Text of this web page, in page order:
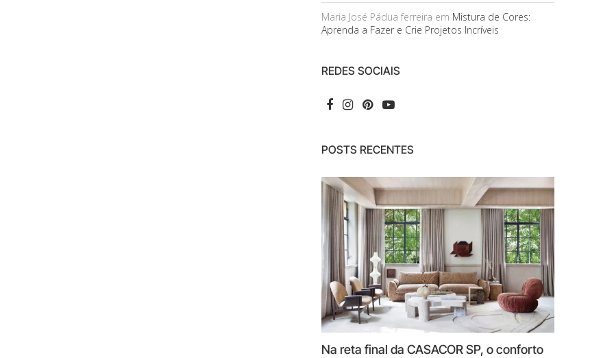
Maria José Pádua ferreira em Mistura de Cores:
Aprenda a Fazer e Crie Projetos Incríveis
REDES SOCIAIS
POSTS RECENTES
Na reta final da CASACOR SP, o conforto